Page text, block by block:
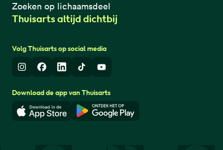
Zoeken op lichaamsdeel
Thuisarts altijd dichtbij
Volg Thuisarts op social media
InstagramFacebook
LinkedInTikTokYoutube
Download de app van Thuisarts
Download in de App StoreDownload in de Google Play